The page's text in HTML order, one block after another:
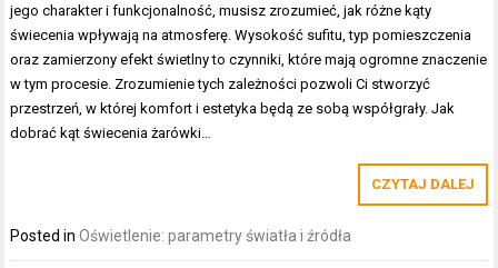
jego charakter i funkcjonalność, musisz zrozumieć, jak różne kąty
świecenia wpływają na atmosferę. Wysokość sufitu, typ pomieszczenia
oraz zamierzony efekt świetlny to czynniki, które mają ogromne znaczenie
w tym procesie. Zrozumienie tych zależności pozwoli Ci stworzyć
przestrzeń, w której komfort i estetyka będą ze sobą współgrały. Jak
dobrać kąt świecenia żarówki…
CZYTAJ DALEJ
Posted inOświetlenie: parametry światła i źródła